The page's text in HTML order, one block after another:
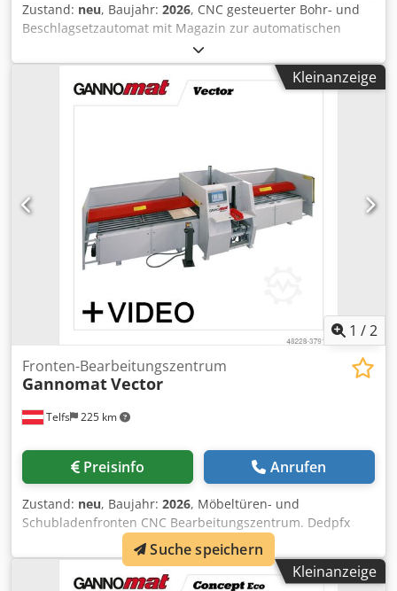
Zustand: neu, Baujahr: 2026, CNC gesteuerter Bohr- und
Beschlagsetzautomat mit Magazin zur automatischen
Verarbeitung von Topfbänder und Montageplatten.
Robustheit, Langlebigkeit und einfache Bedienung
zeichnen unsere automatischen CNC gesteuerten Bohr-
und Montageautomaten aus. Kurzvorstellung: Dcsdpjdx A
GANNOMAT • Einpressmatrize aus Stahl für eine lange
Lebensdauer • Massivholzbohren mit standardmäßigem
1,5 kW Motor • Sicherheitssteuerung mit Metalldetektor
Kleinanzeige
1 /2
Telfs 225 km
Fronten-Bearbeitungszentrum
GannomatVector
Preisinfo Anrufen
Zustand: neu, Baujahr: 2026, Möbeltüren- und
Schubladenfronten CNC Bearbeitungszentrum. Dedpfx
Agjdx A U Ie Iock Durchlaufmaschine zum Bohren, Bohren
& Einpressen von Beschlägen, Nuten und Fräsen.
Kurzvorstellung: • CNC gesteuertes Fronten- Kleinanzeige
Suche speichern